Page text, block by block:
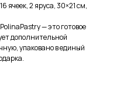
ячеек, 2 яруса, 30×21 см,
— это готовое
дополнительной
упаковано в единый